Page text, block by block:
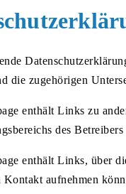
die zugehörigen
enthält Links zu
des
enthält Links, über
Kontakt aufnehmen